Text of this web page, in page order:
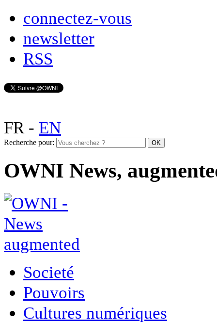
connectez-vous
newsletter
RSS
FR- EN
Recherche pour:
OWNI News,
Societé
Pouvoirs
Cultures numériques